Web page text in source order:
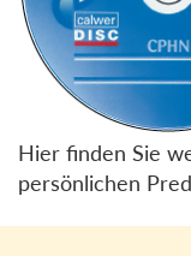
Hier finden Sie
persönlichen